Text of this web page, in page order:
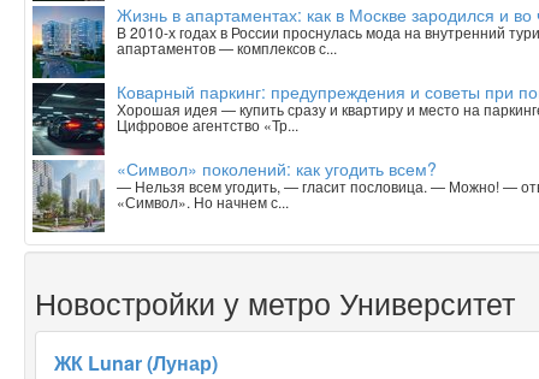
Жизнь в апартаментах: как в Москве зародился и
В 2010-х годах в России проснулась мода на внутренний
апартаментов — комплексов с...
Коварный паркинг: предупреждения и советы при
Хорошая идея — купить сразу и квартиру и место на
Цифровое агентство «Тр...
«Символ» поколений: как угодить всем?
— Нельзя всем угодить, — гласит пословица. — Можно! —
«Символ». Но начнем с...
Новостройки у метро Университет
ЖК Lunar (Лунар)